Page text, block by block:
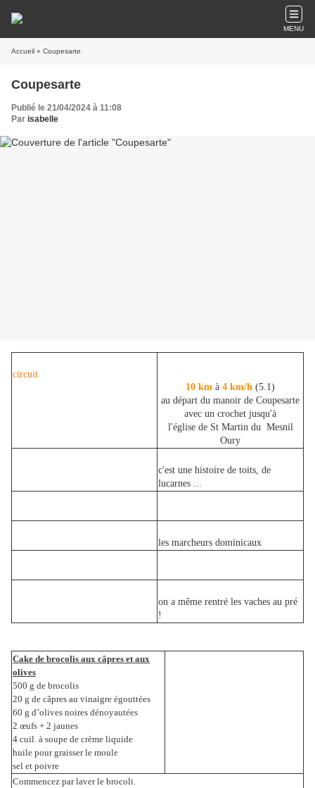
MENU
Accueil » Coupesarte
Coupesarte
Publié le 21/04/2024 à 11:08
Par isabelle
circuit
10 km à 4 km/h (5.1)
au départ du manoir de Coupesarte
avec un crochet jusqu'à
l'église de St Martin du Mesnil
Oury
c'est une histoire de toits, de
lucarnes ...
les marcheurs dominicaux
on a même rentré les vaches au pré
!
Cake de brocolis aux câpres et aux
olives
500 g de brocolis
20 g de câpres au vinaigre égouttées
60 g d’olives noires dénoyautées
2 œufs + 2 jaunes
4 cuil. à soupe de crème liquide
huile pour graisser le moule
sel et poivre
Commencez par laver le brocoli.